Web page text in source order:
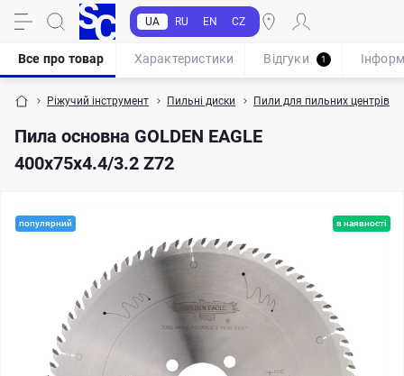
UA RU EN CZ
Ріжучий інструмент Пильні диски Пили для пильних центрів з
Пила основна GOLDEN EAGLE
400х75x4.4/3.2 Z72
Все про товар Характеристики Відгуки 1
популярний в наявності